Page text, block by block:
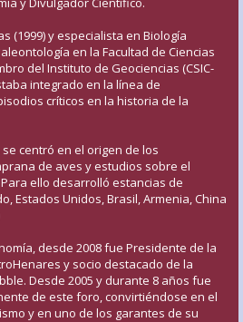
(1999) y especialista en Biología
en la Facultad de Ciencias
del Instituto de Geociencias (CSIC-
integrado en la línea de
críticos en la historia de la
centró en el origen de los
de aves y estudios sobre el
ello desarrolló estancias de
Estados Unidos, Brasil, Armenia, China
desde 2008 fue Presidente de la
y socio destacado de la
Desde 2005 y durante 8 años fue
de este foro, convirtiéndose en el
y en uno de los garantes de su